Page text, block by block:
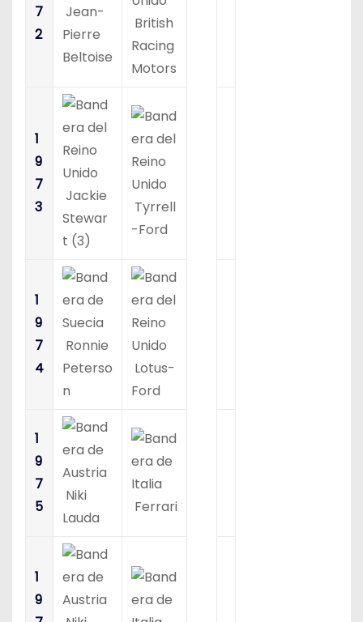
7
2
Jean-
Pierre
Beltoise
British
Racing
Motors
1
9
7
3
Jackie
Stewar
t (3)
Tyrrell
-Ford
1
9
7
4
Ronnie
Peterso
n
Lotus-
Ford
1
9
7
5
Niki
Lauda
Ferrari
1
9